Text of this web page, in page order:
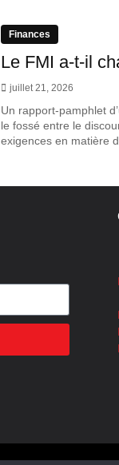
Finances
Le FMI a-t-il
juillet 21, 2026
Un rapport-pamphlet
le fossé entre le
exigences en matière